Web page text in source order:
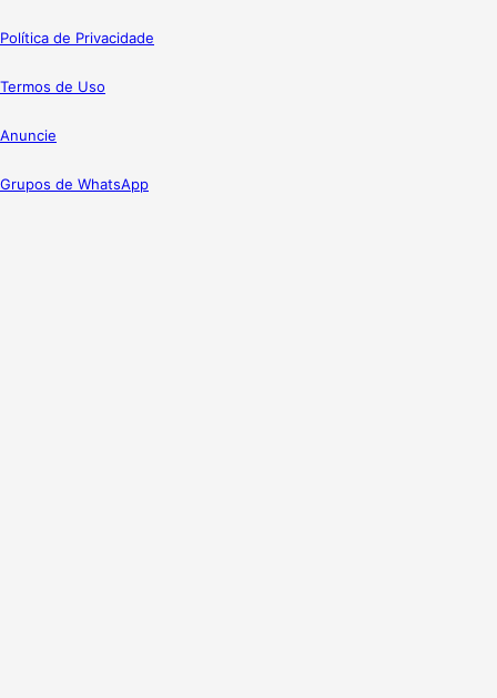
Política de Privacidade
Termos de Uso
Anuncie
Grupos de WhatsApp